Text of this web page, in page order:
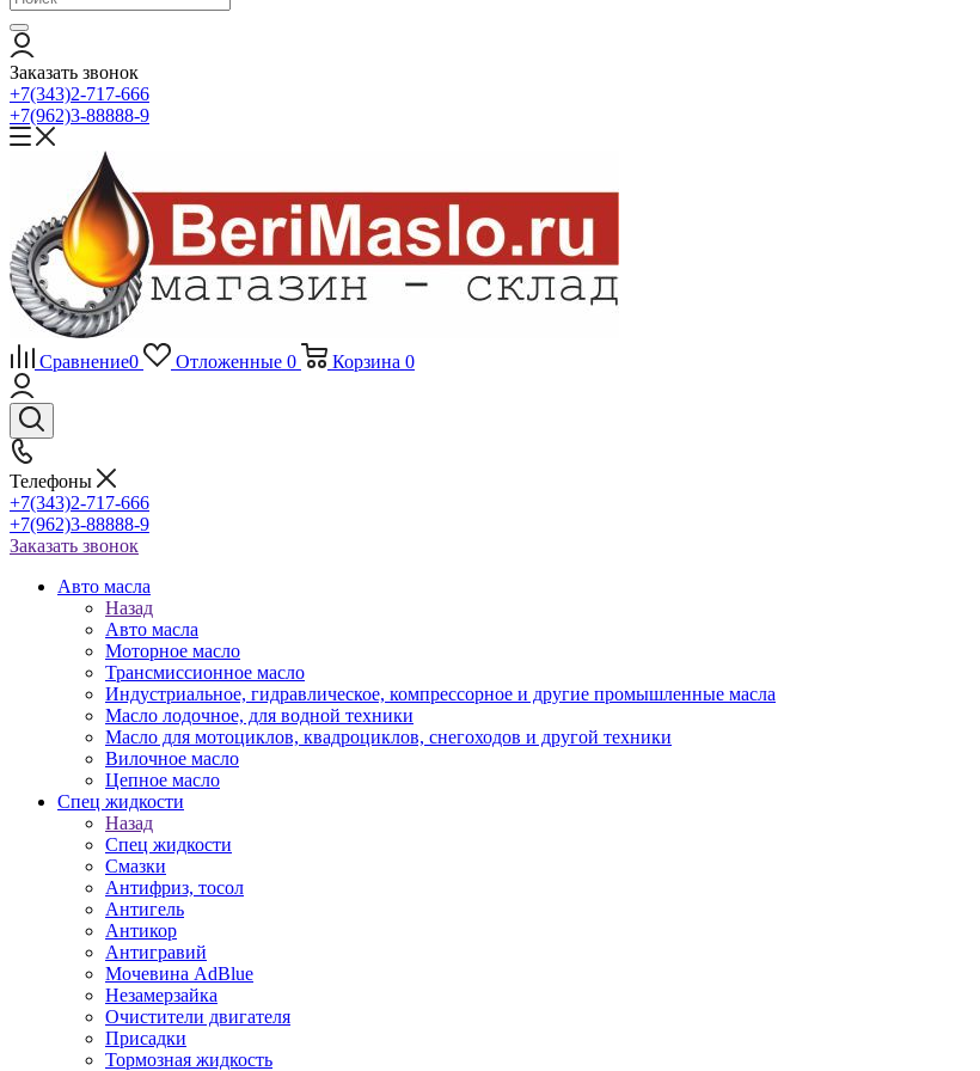
Заказать звонок
+7(343)2-717-666
+7(962)3-88888-9
Сравнение0 Отложенные 0 Корзина 0
Телефоны
+7(343)2-717-666
+7(962)3-88888-9
Заказать звонок
Авто масла
Назад
Авто масла
Моторное масло
Трансмиссионное масло
Индустриальное, гидравлическое, компрессорное и другие промышленные масла
Масло лодочное, для водной техники
Масло для мотоциклов, квадроциклов, снегоходов и другой техники
Вилочное масло
Цепное масло
Спец жидкости
Назад
Спец жидкости
Смазки
Антифриз, тосол
Антигель
Антикор
Антигравий
Мочевина AdBlue
Незамерзайка
Очистители двигателя
Присадки
Тормозная жидкость